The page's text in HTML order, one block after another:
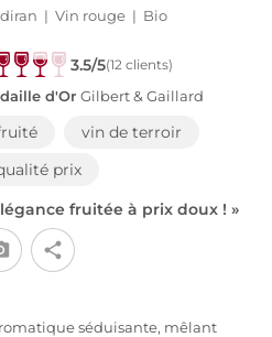
| Vin rouge | Bio
3.5/5(12 clients)
d'Or Gilbert & Gaillard
vin de terroir
prix
fruitée à prix doux ! »
séduisante, mêlant